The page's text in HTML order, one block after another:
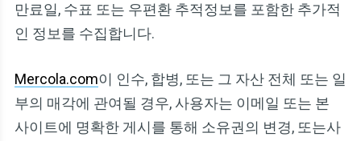
만료일, 수표 또는 우편환 추적정보를 포함한 추가적
인 정보를 수집합니다.
Mercola.com이 인수, 합병, 또는 그 자산 전체 또는 일
부의 매각에 관여될 경우, 사용자는 이메일 또는 본
사이트에 명확한 게시를 통해 소유권의 변경, 또는사